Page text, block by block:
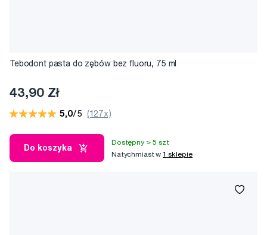
Tebodont pasta do zębów bez fluoru, 75 ml
43,90 Zł
5,0/5 (127x)
Do koszyka
Dostępny > 5 szt
Natychmiast w1 sklepie